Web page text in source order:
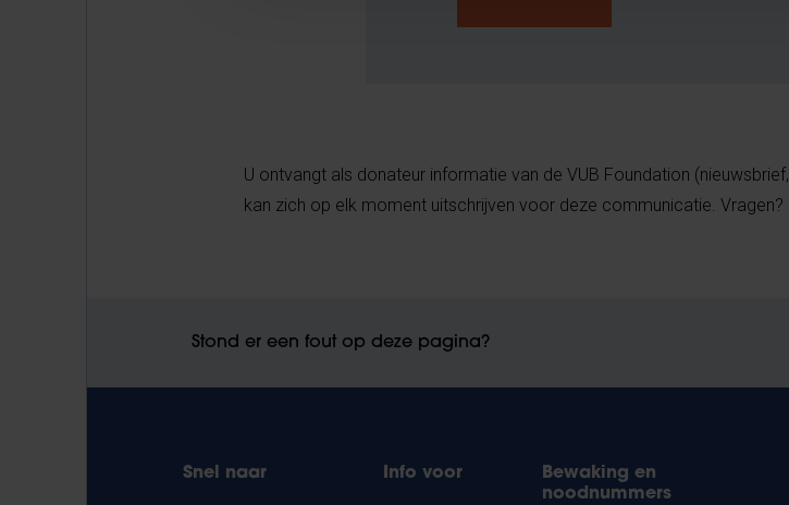
U ontvangt als donateur informatie van de VUB Foundation
kan zich op elk moment uitschrijven voor deze communicatie.
Stond er een fout op deze pagina?
Snel naar Info voor
Bewaking en
noodnummers